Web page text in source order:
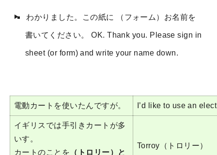
わかりました。この紙に （フォーム）お名前を
書いてください。 OK. Thank you. Please sign in
sheet (or form) and write your name down.
電動カートを使いたんですが。 I’d like to use an
イギリスでは手引きカートが多
いす。
カートのことを （トロリー）と
Torroy（トロリー）